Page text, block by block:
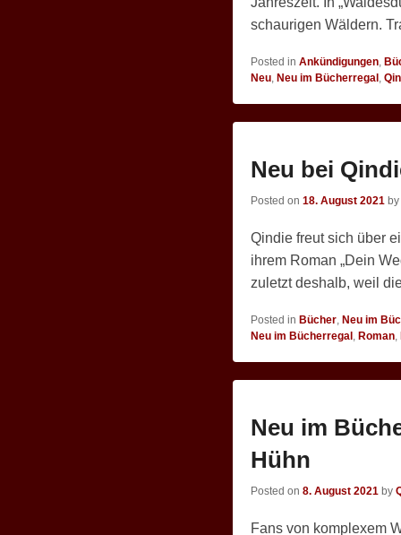
schaurigen Wäldern.
Posted in Ankündigungen,
Neu, Neu im Bücherregal ,
Neu bei
Posted on 18. August 2021 by
Qindie freut sich über
ihrem Roman „Dein
zuletzt deshalb, weil
Posted in Bücher, Neu im
Neu im Bücherregal , Roman,
Neu im
Hühn
Posted on 8. August 2021 by
Fans von komplexem